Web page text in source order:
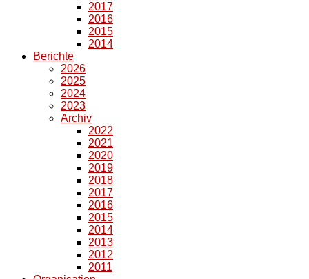
2017
2016
2015
2014
Berichte
2026
2025
2024
2023
Archiv
2022
2021
2020
2019
2018
2017
2016
2015
2014
2013
2012
2011